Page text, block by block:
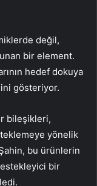
değil,
bir element.
hedef dokuya
gösteriyor.
bileşikleri,
yönelik
bu ürünlerin
bir